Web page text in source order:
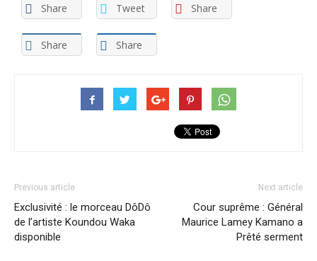
Share Tweet Share
Share Share
Previous article
Exclusivité : le morceau DôDô
de l’artiste Koundou Waka
disponible
Next article
Cour suprême : Général
Maurice Lamey Kamano a
Prêté serment